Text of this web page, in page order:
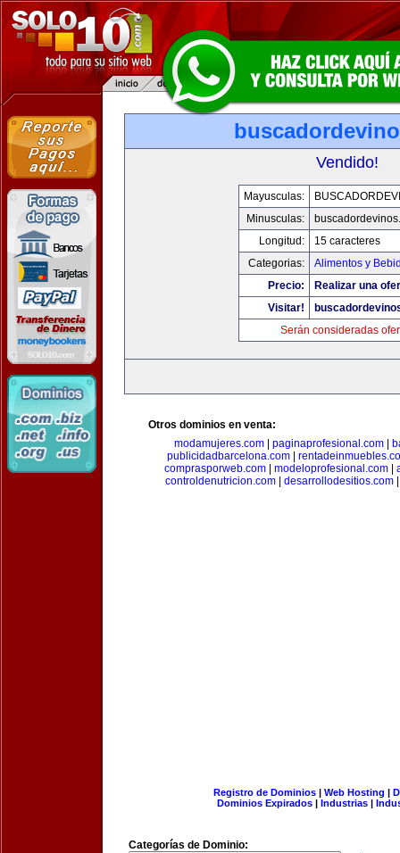
Vendido!
Mayusculas:
Minusculas:
Longitud:
15 caracteres
Categorias:
Alimentos y
Precio:
Realizar una
Visitar!
Serán consideradas
Otros dominios en venta:
modamujeres.com
paginaprofesional.com
publicidadbarcelona.com
comprasporweb.com| modeloprofesional.com|
controldenutricion.com
desarrollodesitios.com
Registro de Dominios| Web Hosting |
Dominios Expirados | Industrias |
Categorías de Dominio: